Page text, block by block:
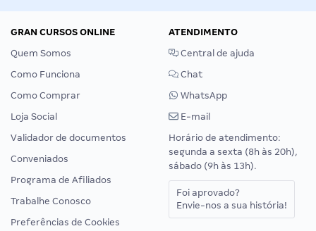
GRAN CURSOS ONLINE
Quem Somos
Como Funciona
Como Comprar
Loja Social
Validador de documentos
Conveniados
Programa de Afiliados
Trabalhe Conosco
Preferências de Cookies
ATENDIMENTO
Central de ajuda
Chat
WhatsApp
E-mail
Horário de atendimento:
segunda a sexta (8h às 20h),
sábado (9h às 13h).
Foi aprovado?
Envie-nos a sua história!